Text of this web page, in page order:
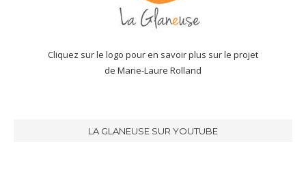
Cliquez sur le logo pour en savoir plus sur le projet
de Marie-Laure Rolland
LA GLANEUSE SUR YOUTUBE